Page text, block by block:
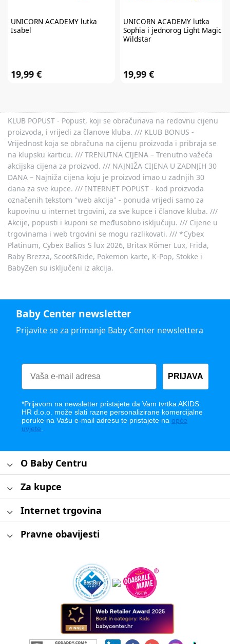
UNICORN ACADEMYlutka
Isabel
19,99 €
UNICORN ACADEMYlutka
Sophia i jednorog Light Magic
Wildstar
19,99 €
KLUB POPUST - Popust, koji se obračunava na redovnu cijenu
proizvoda, i vrijedi za članove kluba. /// KLUB BONUS -
Vrijednost koja se obračuna na cijenu proizvoda i pribraja se
na klupsku karticu. /// TRENUTNA CIJENA – Trenutno važeća
akcijska cijena za proizvod. /// NAJNIŽA CIJENA U ZADNJIH 30
DANA – Najniža cijena koju je proizvod imao u zadnjih 30
dana za sve kupce. /// INTERNET POPUST - kod proizvoda
označenih tekstom "web akcija" - ponuda vrijedi samo za
kupovinu u internet trgovini, za sve kupce i članove kluba. ///
Akcije, popusti i kuponi se međusobno isključuju. /// Cijene u
trgovinama i web trgovini se mogu razlikovati. /// *Cybex
Platinum, Cybex Balios S lux 2026, Britax Römer Lux, Frida,
Baby Brezza, Scoot&Ride, Pokemon karte, K-Pop, Stokke i
BabyZen su isključeni iz akcija.
Baby Center newsletter
Prijavite se za primanje Baby Center newslettera
PRIJAVA
*Prijavom na newsletter pristajete da Vam tvrtka AKIDS
HR d.o.o. može slati razne personalizirane komercijalne
poruke na Vašu e-mail adresu te pristajete na opće
uvjete
O Baby Centru
Za kupce
Internet trgovina
Pravne obavijesti